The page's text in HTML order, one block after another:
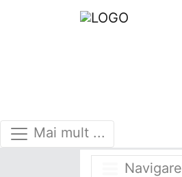
Mai mult ...
Navigare